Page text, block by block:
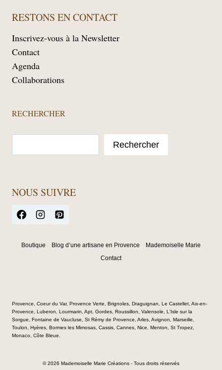
RESTONS EN CONTACT
Inscrivez-vous à la Newsletter
Contact
Agenda
Collaborations
RECHERCHER
Rechercher
NOUS SUIVRE
Boutique Blog d’une artisane en Provence
Mademoiselle Marie
Contact
Provence, Coeur du Var, Provence Verte, Brignoles, Draguignan, Le Castellet, Aix-en-
Provence, Luberon, Lourmarin, Apt, Gordes, Roussillon, Valensole, L'Isle sur la
Sorgue, Fontaine de Vaucluse, St Rémy de Provence, Arles, Avignon, Marseille,
Toulon, Hyères, Bormes les Mimosas, Cassis, Cannes, Nice, Menton, St Tropez,
Monaco, Côte Bleue.
© 2026 Mademoiselle Marie Créations - Tous droits réservés